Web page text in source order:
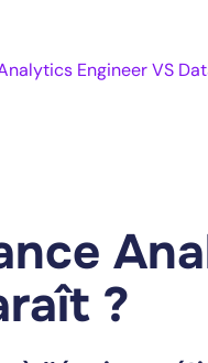
Engineer VS
?